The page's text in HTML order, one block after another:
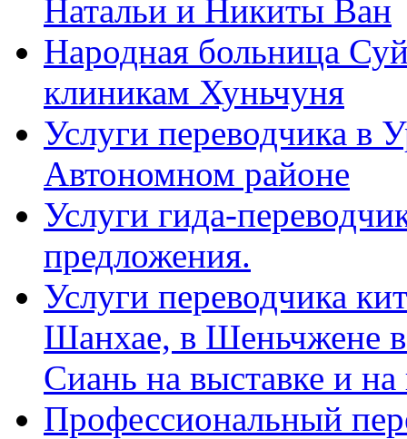
Натальи и Никиты Ван
Народная больница
клиникам Хуньчуня
Услуги переводчика в
Автономном районе
Услуги гида-
предложения.
Услуги переводчика
Шанхае, в Шеньчжене
Сиань на выставке и
Профессиональный